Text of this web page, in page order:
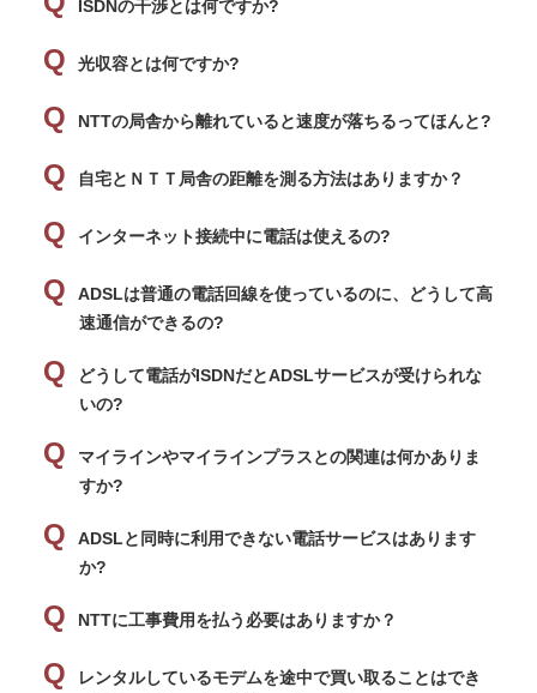
ISDNの干渉とは何ですか?
光収容とは何ですか?
NTTの局舎から離れていると速度が落ちるってほんと?
自宅とＮＴＴ局舎の距離を測る方法はありますか？
インターネット接続中に電話は使えるの?
ADSLは普通の電話回線を使っているのに、どうして高
速通信ができるの?
どうして電話がISDNだとADSLサービスが受けられな
いの?
マイラインやマイラインプラスとの関連は何かありま
すか?
ADSLと同時に利用できない電話サービスはあります
か?
NTTに工事費用を払う必要はありますか？
レンタルしているモデムを途中で買い取ることはでき